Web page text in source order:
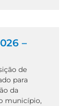
–
de
para
da
município,